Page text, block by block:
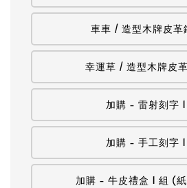
車車 / 造型木牌皮革
幸運草 / 造型木牌皮
加購 - 雷射刻字
加購 - 手工刻字
加購 - 牛皮禮盒 1 組 (